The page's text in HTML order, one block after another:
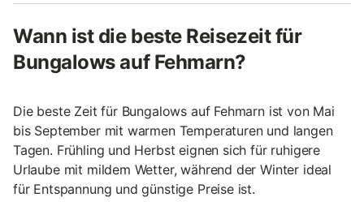
Wann ist die beste Reisezeit für
Bungalows auf Fehmarn?
Die beste Zeit für Bungalows auf Fehmarn ist von Mai
bis September mit warmen Temperaturen und langen
Tagen. Frühling und Herbst eignen sich für ruhigere
Urlaube mit mildem Wetter, während der Winter ideal
für Entspannung und günstige Preise ist.